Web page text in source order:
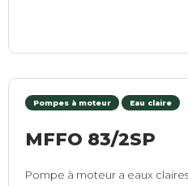
Pompes à moteur Eau claire
MFFO 83/2SP
Pompe à moteur a eaux